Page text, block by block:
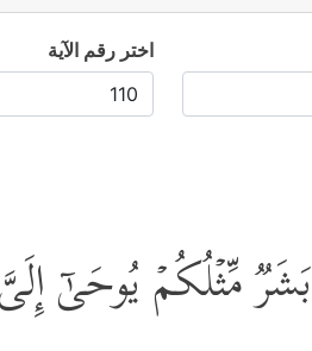
اختر رقم الآية
بَشَرࣱ مِّثۡلُكُمۡ یُوحَىٰۤ